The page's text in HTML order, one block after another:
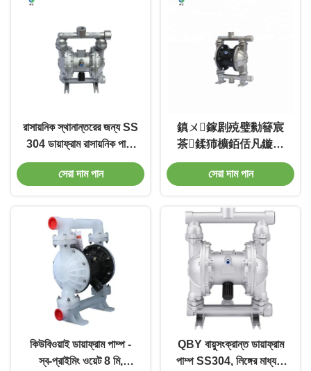
রাসায়নিক স্থানান্তরের জন্য SS
304 ডায়াফ্রাম রাসায়নিক পাম্প
ডায়াফ্রাম পাম্প
সেরা দাম পান
鎮ㄨ鎵剧殑璧勬簮宸
茶鍒犻櫎銆佸凡鏇村
悕鎴栨殏鏃朵笉鍙敤
銆
সেরা দাম পান
কিউবিওয়াই ডায়াফ্রাম পাম্প -
স্ব-প্রাইমিং ওয়েট 8 মি,
QBY বায়ুসংক্রান্ত ডায়াফ্রাম
পাম্প SS304, লিঙ্গের মাধ্যমে